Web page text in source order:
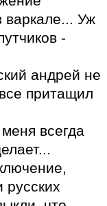
варкале... Уж
-
андрей не
притащил
всегда
русских